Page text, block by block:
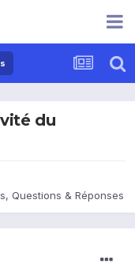
du
Questions & Réponses